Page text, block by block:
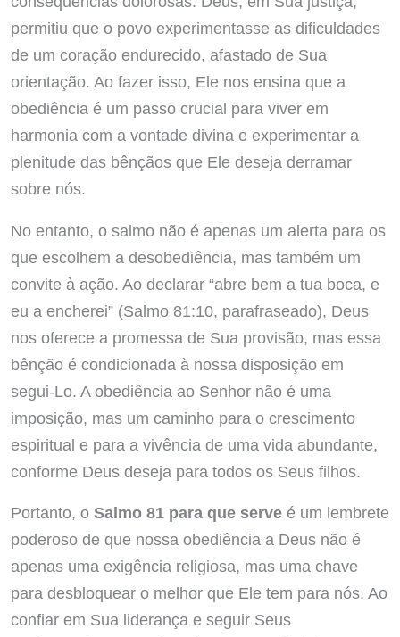
permitiu que o povo experimentasse as dificuldades
de um coração endurecido, afastado de Sua
orientação. Ao fazer isso, Ele nos ensina que a
obediência é um passo crucial para viver em
harmonia com a vontade divina e experimentar a
plenitude das bênçãos que Ele deseja derramar
sobre nós.
No entanto, o salmo não é apenas um alerta para os
que escolhem a desobediência, mas também um
convite à ação. Ao declarar “abre bem a tua boca, e
eu a encherei” (Salmo 81:10, parafraseado), Deus
nos oferece a promessa de Sua provisão, mas essa
bênção é condicionada à nossa disposição em
segui-Lo. A obediência ao Senhor não é uma
imposição, mas um caminho para o crescimento
espiritual e para a vivência de uma vida abundante,
conforme Deus deseja para todos os Seus filhos.
Portanto, o Salmo 81 para que serveé um lembrete
poderoso de que nossa obediência a Deus não é
apenas uma exigência religiosa, mas uma chave
para desbloquear o melhor que Ele tem para nós. Ao
confiar em Sua liderança e seguir Seus